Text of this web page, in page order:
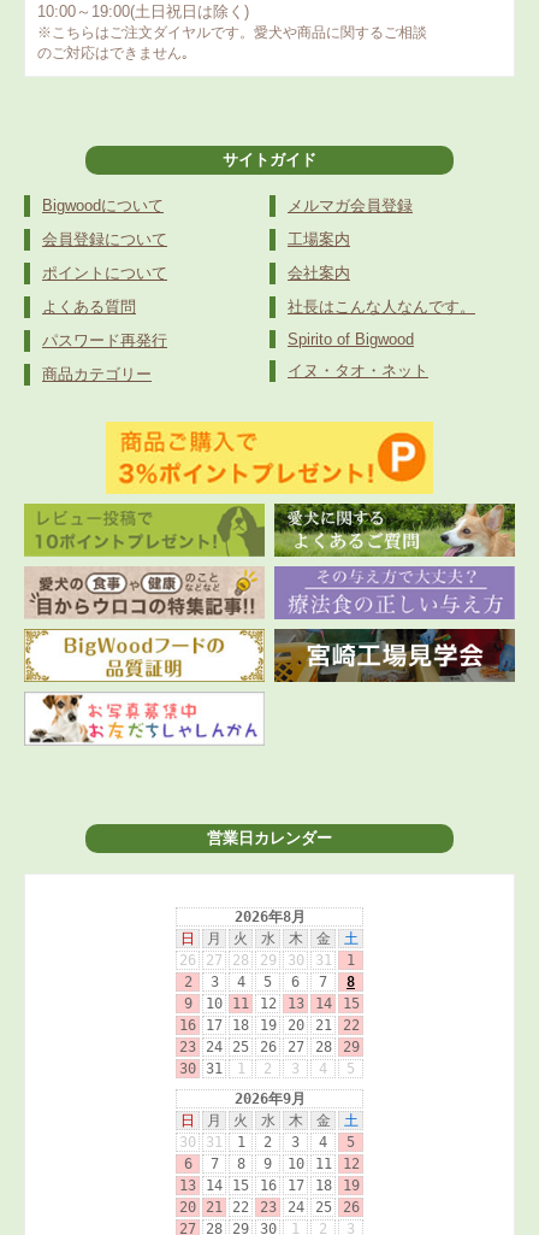
10:00～19:00(土日祝日は除く)
※こちらはご注文ダイヤルです。愛犬や商品に関するご相談
のご対応はできません｡
サイトガイド
Bigwoodについて
会員登録について
ポイントについて
よくある質問
パスワード再発行
商品カテゴリー
メルマガ会員登録
工場案内
会社案内
社長はこんな人なんです。
Spirito of Bigwood
イヌ・タオ・ネット
営業日カレンダー